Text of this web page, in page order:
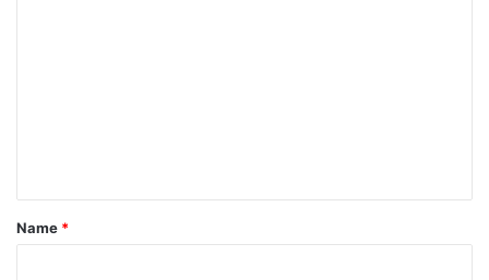
*
Name *